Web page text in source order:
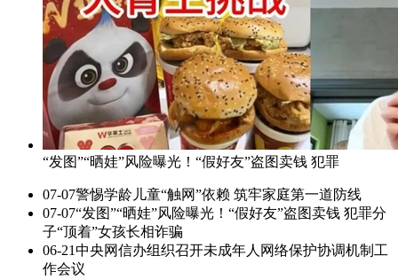
“发图”“晒娃”风险曝光！“假好友”盗图卖钱 犯罪
07-07警惕学龄儿童“触网”依赖 筑牢家庭第一道防线
07-07“发图”“晒娃”风险曝光！“假好友”盗图卖钱 犯罪分
子“顶着”女孩长相诈骗
06-21中央网信办组织召开未成年人网络保护协调机制工
作会议